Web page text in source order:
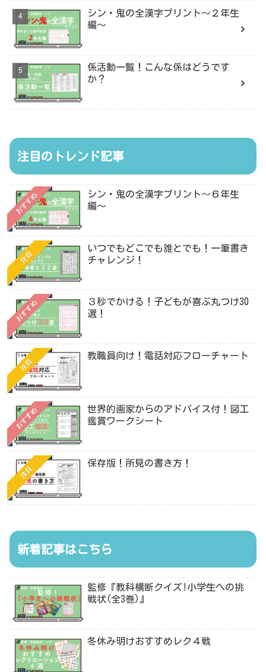
シン・鬼の全漢字プリント〜２年生
編〜
係活動一覧！こんな係はどうです
か？
注目のトレンド記事
おすすめ
シン・鬼の全漢字プリント〜６年生
編〜
注目
いつでもどこでも誰とでも！一筆書き
チャレンジ！
おすすめ
３秒でかける！子どもが喜ぶ丸つけ30
選！
注目
教職員向け！電話対応フローチャート
おすすめ
世界的画家からのアドバイス付！図工
鑑賞ワークシート
注目
保存版！所見の書き方！
新着記事はこちら
監修『教科横断クイズ!小学生への挑
戦状(全3巻)』
冬休み明けおすすめレク４戦